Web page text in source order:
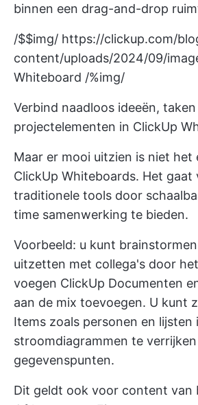
binnen een drag-and-drop
/$$img/ https://clickup.com/
content/uploads/2024/09/
Whiteboard /%img/
Verbind naadloos ideeën, taken
projectelementen in ClickUp
Maar er mooi uitzien is niet het
ClickUp Whiteboards. Het gaat
traditionele tools door
time samenwerking te bieden.
Voorbeeld: u kunt
uitzetten met collega's door
voegen ClickUp Documenten
aan de mix toevoegen. U kunt
Items zoals personen en lijsten
stroomdiagrammen te
gegevenspunten.
Dit geldt ook voor content van